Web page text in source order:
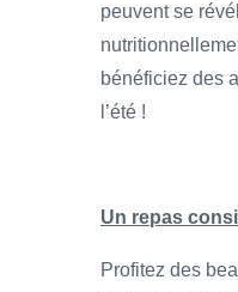
peuvent se
bénéficiez des
l’été !
Un repas
Profitez des